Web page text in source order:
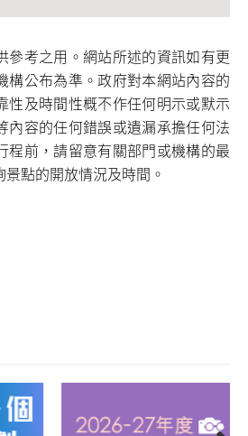
參考之用。網站所述的資訊如有更
構公布為準。政府對本網站內容的
性及時間性概不作任何明示或默示
內容的任何錯誤或遺漏承擔任何法
程前，請留意有關部門或機構的最
點的開放情況及時間。